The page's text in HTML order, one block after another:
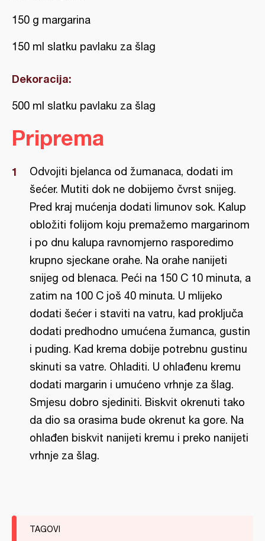
150 g margarina
150 ml slatku pavlaku za šlag
Dekoracija:
500 ml slatku pavlaku za šlag
Priprema
Odvojiti bjelanca od žumanaca, dodati im
šećer. Mutiti dok ne dobijemo čvrst snijeg.
Pred kraj mućenja dodati limunov sok. Kalup
obložiti folijom koju premažemo margarinom
i po dnu kalupa ravnomjerno rasporedimo
krupno sjeckane orahe. Na orahe nanijeti
snijeg od blenaca. Peći na 150 C 10 minuta, a
zatim na 100 C još 40 minuta. U mlijeko
dodati šećer i staviti na vatru, kad proključa
dodati predhodno umućena žumanca, gustin
i puding. Kad krema dobije potrebnu gustinu
skinuti sa vatre. Ohladiti. U ohlađenu kremu
dodati margarin i umućeno vrhnje za šlag.
Smjesu dobro sjediniti. Biskvit okrenuti tako
da dio sa orasima bude okrenut ka gore. Na
ohlađen biskvit nanijeti kremu i preko nanijeti
vrhnje za šlag.
TAGOVI